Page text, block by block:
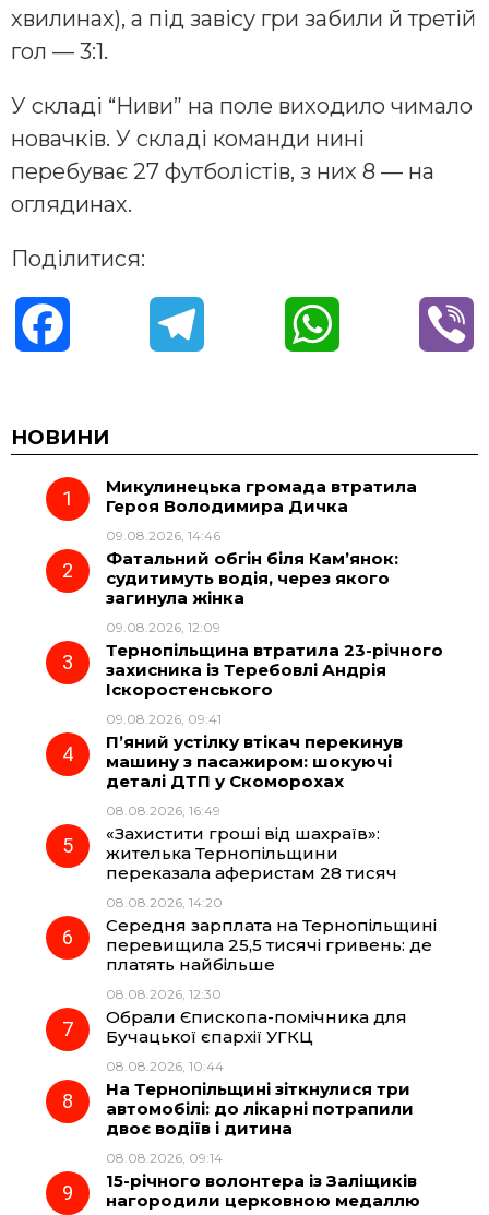
хвилинах), а під завісу гри забили й третій
гол — 3:1.
У складі “Ниви” на поле виходило чимало
новачків. У складі команди нині
перебуває 27 футболістів, з них 8 — на
оглядинах.
Поділитися:
c
e
o
o
e
g
r
a
t
p
НОВИНИ
Микулинецька громада втратила
Героя Володимира Дичка
09.08.2026, 14:46
Фатальний обгін біля Кам’янок:
судитимуть водія, через якого
загинула жінка
09.08.2026, 12:09
Тернопільщина втратила 23-річного
захисника із Теребовлі Андрія
Іскоростенського
09.08.2026, 09:41
П’яний устілку втікач перекинув
машину з пасажиром: шокуючі
деталі ДТП у Скоморохах
08.08.2026, 16:49
«Захистити гроші від шахраїв»:
жителька Тернопільщини
переказала аферистам 28 тисяч
08.08.2026, 14:20
Середня зарплата на Тернопільщині
перевищила 25,5 тисячі гривень: де
платять найбільше
08.08.2026, 12:30
Обрали Єпископа-помічника для
Бучацької єпархії УГКЦ
08.08.2026, 10:44
На Тернопільщині зіткнулися три
автомобілі: до лікарні потрапили
двоє водіїв і дитина
08.08.2026, 09:14
15-річного волонтера із Заліщиків
нагородили церковною медаллю